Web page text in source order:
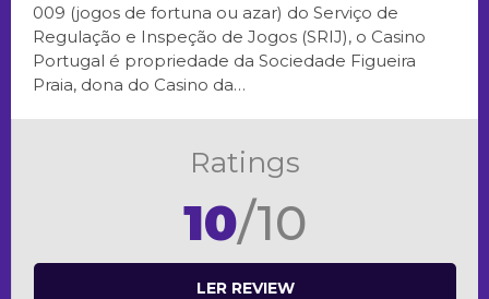
009 (jogos de fortuna ou azar) do Serviço de
Regulação e Inspeção de Jogos (SRIJ), o Casino
Portugal é propriedade da Sociedade Figueira
Praia, dona do Casino da…
Ratings
10/10
LER REVIEW